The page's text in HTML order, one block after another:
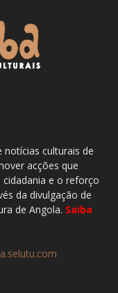
culturais de
acções que
e o reforço
da divulgação de
de Angola. Saiba